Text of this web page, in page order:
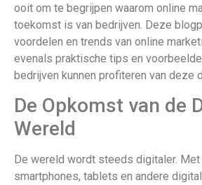
ooit om te begrijpen waarom online
toekomst is van bedrijven. Deze
voordelen en trends van online
evenals praktische tips en
bedrijven kunnen profiteren van deze
De Opkomst van de
Wereld
De wereld wordt steeds digitaler.
smartphones, tablets en andere